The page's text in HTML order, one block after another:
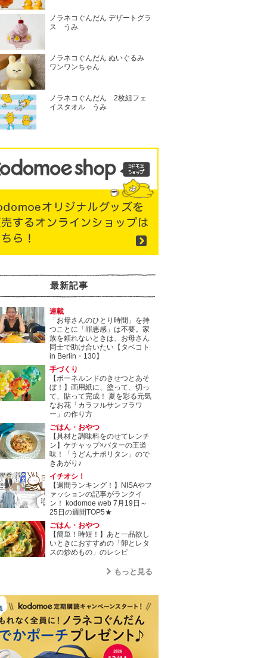
ノラネコぐんだん デザートグラ
ス うみ
ノラネコぐんだん ぬいぐるみ
ワンワンちゃん
ノラネコぐんだん 2枚組フェ
イスタオル うみ
最新記事
連載
「お母さんのひとり時間」を持
つことに「罪悪感」は不要。家
族を頼れないときは、お母さん
同士で助け合いたい【タベコト
in Berlin・130】
手づくり
【ボーネルンドのきせつとあそ
ぼ！】画用紙に、塗って、切っ
て、貼って完成！ 夏を彩る元気
なお花「カラフルサンフラワ
ー」の作り方
ごはん・おやつ
【具材と調味料をのせてレンチ
ン】ケチャップ×バターの王道
味！「うどんナポリタン」ので
きあがり♪
イチオシ！
【週間ランキング！】NISAやフ
ァッションの記事がランクイ
ン！ kodomoe web 7月19日～
25日の週間TOP5★
ごはん・おやつ
【簡単！時短！】あと一品欲し
いときにおすすめの「卵とレタ
スの炒めもの」のレシピ
もっと見る